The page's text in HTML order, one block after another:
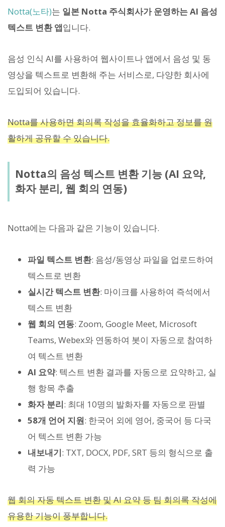
Notta(노타)는 일본 Notta 주식회사가 운영하는 AI 음성
텍스트 변환 앱입니다.
음성 인식 AI를 사용하여 웹사이트나 앱에서 음성 및 동
영상을 텍스트로 변환해 주는 서비스로, 다양한 회사에
도입되어 있습니다.
Notta를 사용하면 회의록 작성을 효율화하고 정보를 원
활하게 공유할 수 있습니다.
Notta의 음성 텍스트 변환 기능 (AI 요약,
화자 분리, 웹 회의 연동)
Notta에는 다음과 같은 기능이 있습니다.
파일 텍스트 변환: 음성/동영상 파일을 업로드하여
텍스트로 변환
실시간 텍스트 변환: 마이크를 사용하여 즉석에서
텍스트 변환
웹 회의 연동: Zoom, Google Meet, Microsoft
Teams, Webex와 연동하여 봇이 자동으로 참여하
여 텍스트 변환
AI 요약: 텍스트 변환 결과를 자동으로 요약하고, 실
행 항목 추출
화자 분리: 최대 10명의 발화자를 자동으로 판별
58개 언어 지원: 한국어 외에 영어, 중국어 등 다국
어 텍스트 변환 가능
내보내기: TXT, DOCX, PDF, SRT 등의 형식으로 출
력 가능
웹 회의 자동 텍스트 변환 및 AI 요약 등 팀 회의록 작성에
유용한 기능이 풍부합니다.